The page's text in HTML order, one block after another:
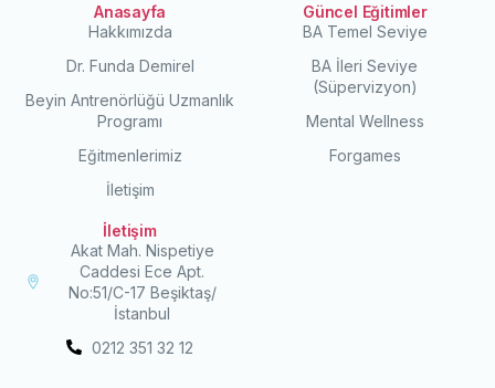
Anasayfa
Hakkımızda
Dr. Funda Demirel
Beyin Antrenörlüğü Uzmanlık
Programı
Eğitmenlerimiz
İletişim
Güncel Eğitimler
BA Temel Seviye
BA İleri Seviye
(Süpervizyon)
Mental Wellness
Forgames
İletişim
Akat Mah. Nispetiye
Caddesi Ece Apt.
No:51/C-17 Beşiktaş/
İstanbul
0212 351 32 12